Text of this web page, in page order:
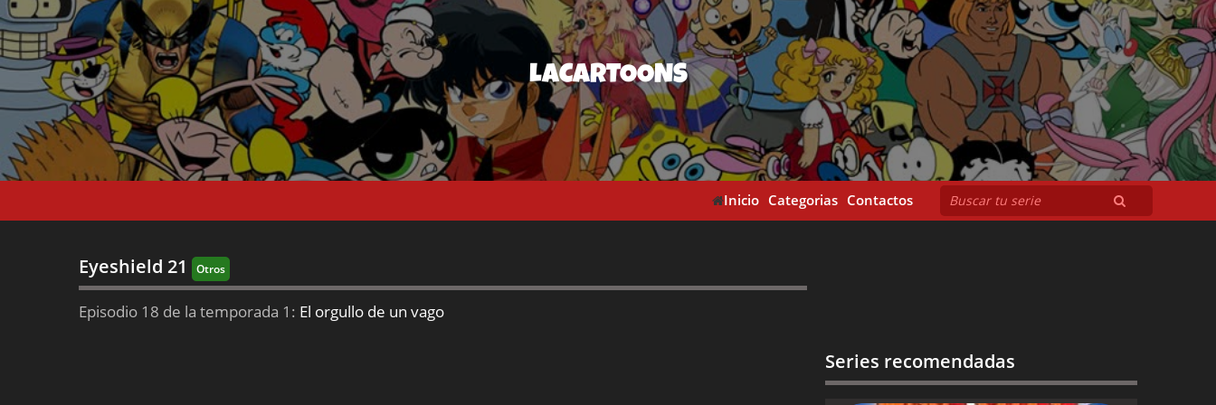
LACARTOONS
Inicio Categorias Contactos
Eyeshield 21 Otros
Episodio 18 de la temporada 1: El orgullo de un vago
Series recomendadas